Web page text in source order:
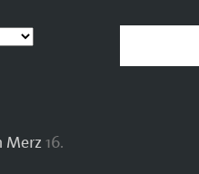
Merz 16.